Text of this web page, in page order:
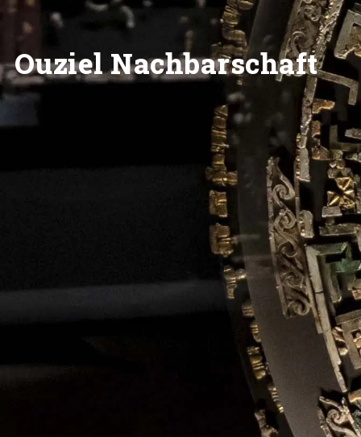
Ouziel Nachbarschaft